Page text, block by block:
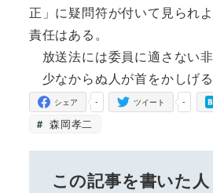
正」に疑問符が付いて見られ
責任はある。
放送法には委員に適さない
少なからぬ人が首をかしげ
-
シェア -
ツイート
森岡孝二
この記事を書いた人